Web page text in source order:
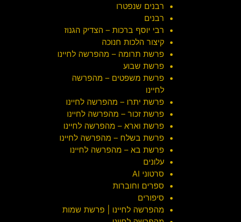
רבנים שנפטרו
רבנים
רבי יוסף ברכות – הצדיק הגנוז
קיצור הלכות חנוכה
פרשת תרומה – מהפרשה לחיינו
פרשת שבוע
פרשת משפטים – מהפרשה
לחיינו
פרשת יתרו – מהפרשה לחיינו
פרשת זכור – מהפרשה לחיינו
פרשת וארא – מהפרשה לחיינו
פרשת בשלח – מהפרשה לחיינו
פרשת בא – מהפרשה לחיינו
עלונים
סרטוני AI
ספרים וחוברות
סיפורים
מהפרשה לחיינו | פרשת שמות